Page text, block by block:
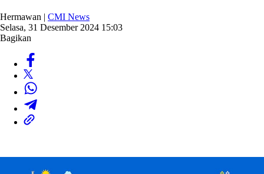
Hermawan | CMI News
Selasa, 31 Desember 2024 15:03
Bagikan